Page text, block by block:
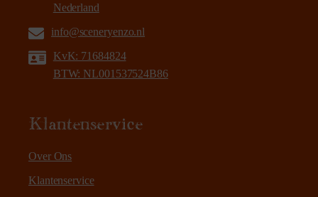
Nederland
info@sceneryenzo.nl
KvK: 71684824
BTW: NL001537524B86
Klantenservice
Over Ons
Klantenservice